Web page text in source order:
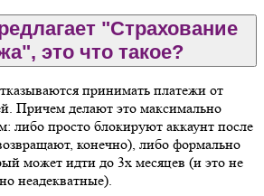
"Страхование
это что такое?
принимать платежи от
Причем делают это максимально
либо просто блокируют аккаунт после
конечно), либо формально
может идти до 3х месяцев (и это не
неадекватные).